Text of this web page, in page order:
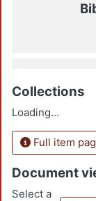
Collections
Loading...
Full item
Document
Select a